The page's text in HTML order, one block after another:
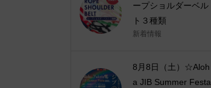
ープショルダーベル
ト３種類
新着情報
8月8日（土）☆Aloh
a JIB Summer Festa